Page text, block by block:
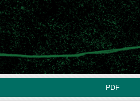
PDF